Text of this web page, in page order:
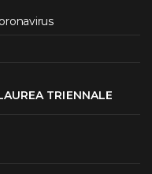
TRIENNALE